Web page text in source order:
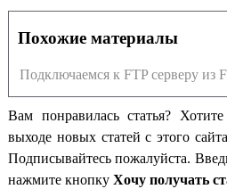
Похожие материалы
Подключаемся к FTP серверу из
Вам понравилась статья?
выходе новых статей с этого
Подписывайтесь пожалуйста.
нажмите кнопку Хочу получать